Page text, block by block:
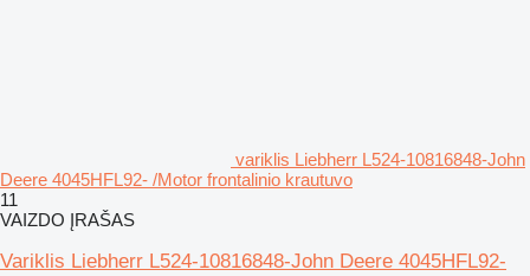
variklis Liebherr L524-10816848-John
Deere 4045HFL92- /Motor frontalinio krautuvo
11
VAIZDO ĮRAŠAS
Variklis Liebherr L524-10816848-John Deere 4045HFL92-